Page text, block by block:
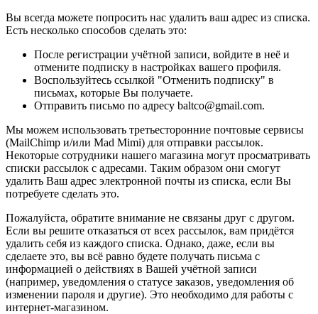
Вы всегда можете попросить нас удалить ваш адрес из списка.
Есть несколько способов сделать это:
После регистрации учётной записи, войдите в неё и
отмените подписку в настройках вашего профиля.
Воспользуйтесь ссылкой "Отменить подписку" в
письмах, которые Вы получаете.
Отправить письмо по адресу baltco@gmail.com.
Мы можем использовать третьесторонние почтовые сервисы
(MailChimp и/или Mad Mimi) для отправки рассылок.
Некоторые сотрудники нашего магазина могут просматривать
списки рассылок с адресами. Таким образом они смогут
удалить Ваш адрес электронной почты из списка, если Вы
потребуете сделать это.
Пожалуйста, обратите внимание не связаны друг с другом.
Если вы решите отказаться от всех рассылок, вам придётся
удалить себя из каждого списка. Однако, даже, если вы
сделаете это, вы всё равно будете получать письма с
информацией о действиях в Вашей учётной записи
(например, уведомления о статусе заказов, уведомления об
изменении пароля и другие). Это необходимо для работы с
интернет-магазином.